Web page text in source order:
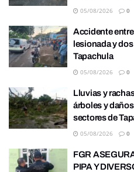
05/08/2026 0
Accidente
lesionada y
Tapachula
05/08/2026 0
Lluvias y
árboles y
sectores de
05/08/2026 0
FGR
PIPA Y